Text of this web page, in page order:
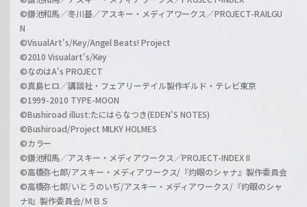
©鎌池和馬／冬川基／アスキー・メディアワークス／PROJECT-RAILGU
N
©VisualArt's/Key/Angel Beats! Project
©2010 Visualart's/Key
©なのはA's PROJECT
©真島ヒロ／講談社・フェアリーテイル製作ギルド・テレビ東京
©1999-2010 TYPE-MOON
©Bushiroad illust:たにはらなつき(EDEN'S NOTES)
©Bushiroad/Project MILKY HOLMES
©カラー
©鎌池和馬／アスキー・メディアワークス／PROJECT-INDEX II
©高橋弥七郎/アスキー・メディアワークス/『灼眼のシャナ』製作委員会
©高橋弥七郎/いとうのいぢ/アスキー・メディアワークス/『灼眼のシャ
ナII』製作委員会/ＭＢＳ